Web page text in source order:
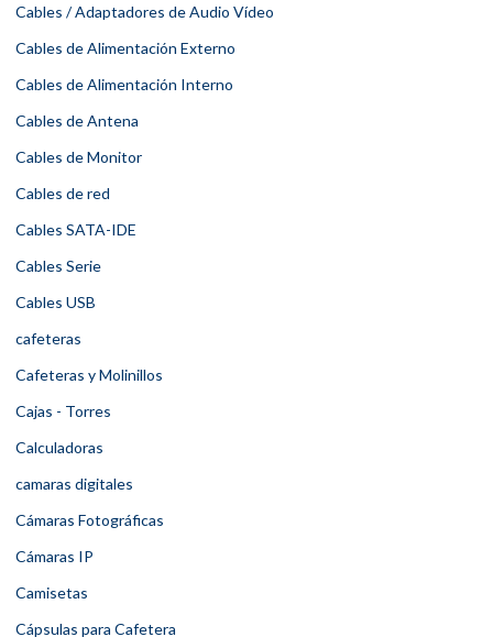
Cables / Adaptadores de Audio Vídeo
Cables de Alimentación Externo
Cables de Alimentación Interno
Cables de Antena
Cables de Monitor
Cables de red
Cables SATA-IDE
Cables Serie
Cables USB
cafeteras
Cafeteras y Molinillos
Cajas - Torres
Calculadoras
camaras digitales
Cámaras Fotográficas
Cámaras IP
Camisetas
Cápsulas para Cafetera